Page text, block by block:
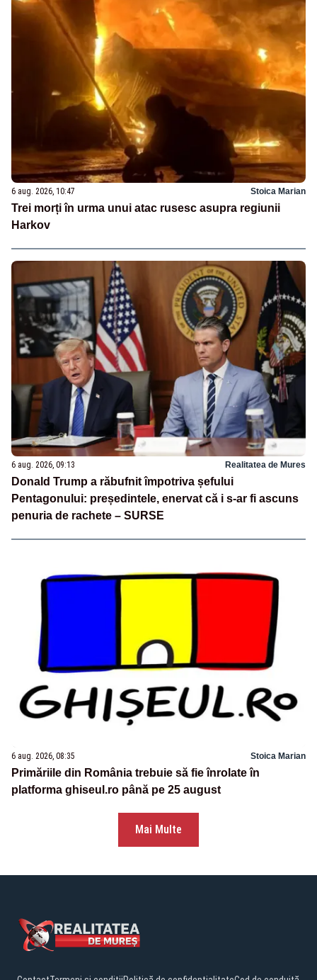
6 aug. 2026, 10:47 Stoica Marian
Trei morți în urma unui atac rusesc asupra regiunii
Harkov
6 aug. 2026, 09:13 Realitatea de Mures
Donald Trump a răbufnit împotriva șefului
Pentagonului: președintele, enervat că i s-ar fi ascuns
penuria de rachete – SURSE
6 aug. 2026, 08:35 Stoica Marian
Primăriile din România trebuie să fie înrolate în
platforma ghiseul.ro până pe 25 august
Mai Multe